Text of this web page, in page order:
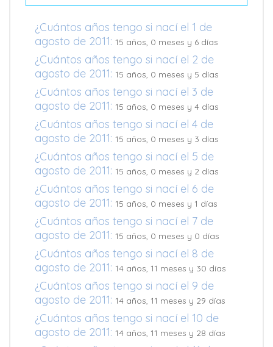
¿Cuántos años tengo si nací el 1 de
agosto de 2011: 15 años, 0 meses y 6 días
¿Cuántos años tengo si nací el 2 de
agosto de 2011: 15 años, 0 meses y 5 días
¿Cuántos años tengo si nací el 3 de
agosto de 2011: 15 años, 0 meses y 4 días
¿Cuántos años tengo si nací el 4 de
agosto de 2011: 15 años, 0 meses y 3 días
¿Cuántos años tengo si nací el 5 de
agosto de 2011: 15 años, 0 meses y 2 días
¿Cuántos años tengo si nací el 6 de
agosto de 2011: 15 años, 0 meses y 1 días
¿Cuántos años tengo si nací el 7 de
agosto de 2011: 15 años, 0 meses y 0 días
¿Cuántos años tengo si nací el 8 de
agosto de 2011: 14 años, 11 meses y 30 días
¿Cuántos años tengo si nací el 9 de
agosto de 2011: 14 años, 11 meses y 29 días
¿Cuántos años tengo si nací el 10 de
agosto de 2011: 14 años, 11 meses y 28 días